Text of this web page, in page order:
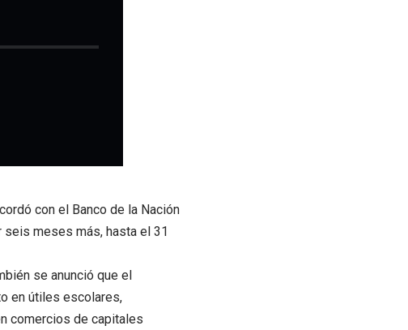
con el Banco de la Nación
seis meses más, hasta el 31
se anunció que el
en útiles escolares,
comercios de capitales